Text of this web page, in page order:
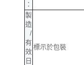
：
製
造
/
有
效
日
標示於包裝